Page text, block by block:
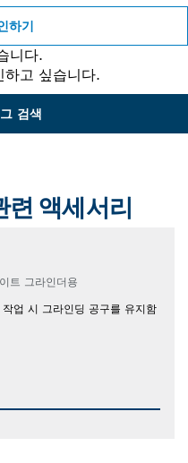
하기
니다.
고 싶습니다.
검색
액세서리
트 그라인더용
작업 시 그라인딩 공구를 유지함